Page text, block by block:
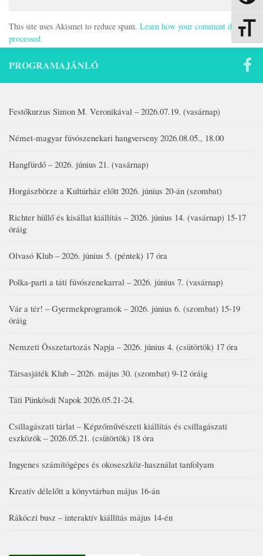
This site uses Akismet to reduce spam. Learn how your comment data is
processed.
PROGRAMAJÁNLÓ
Festőkurzus Simon M. Veronikával – 2026.07.19. (vasárnap)
Német-magyar fúvószenekari hangverseny 2026.08.05., 18.00
Hangfürdő – 2026. június 21. (vasárnap)
Horgászbörze a Kultúrház előtt 2026. június 20-án (szombat)
Richter hüllő és kisállat kiállítás – 2026. június 14. (vasárnap) 15-17
óráig
Olvasó Klub – 2026. június 5. (péntek) 17 óra
Polka-parti a táti fúvószenekarral – 2026. június 7. (vasárnap)
Vár a tér! – Gyermekprogramok – 2026. június 6. (szombat) 15-19
óráig
Nemzeti Összetartozás Napja – 2026. június 4. (csütörtök) 17 óra
Társasjáték Klub – 2026. május 30. (szombat) 9-12 óráig
Táti Pünkösdi Napok 2026.05.21-24.
Csillagászati tárlat – Képzőművészeti kiállítás és csillagászati
eszközök – 2026.05.21. (csütörtök) 18 óra
Ingyenes számítógépes és okoseszköz-használat tanfolyam
Kreatív délelőtt a könyvtárban május 16-án
Rákóczi busz – interaktív kiállítás május 14-én